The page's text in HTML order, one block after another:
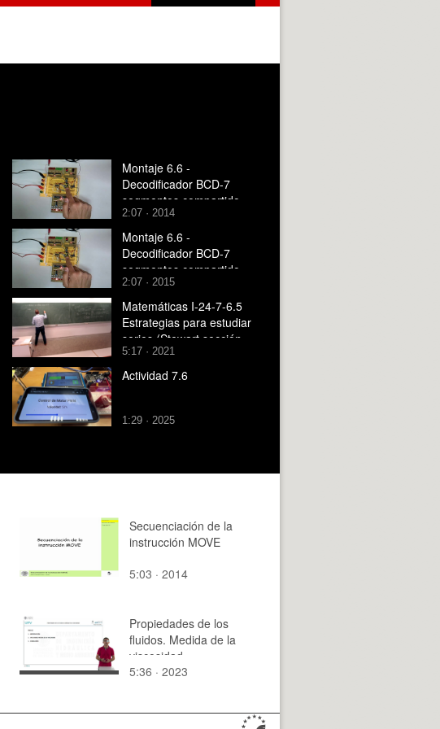
Montaje 6.6 -
Decodificador BCD-7
segmentos compartido
2:07 · 2014
Montaje 6.6 -
Decodificador BCD-7
segmentos compartido
2:07 · 2015
Matemáticas I-24-7-6.5
Estrategias para estudiar
series (Stewart sección
11.7)
5:17 · 2021
Actividad 7.6
1:29 · 2025
Secuenciación de la
instrucción MOVE
5:03 · 2014
Propiedades de los
fluidos. Medida de la
viscosidad
5:36 · 2023